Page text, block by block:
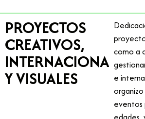
PROYECTOS
CREATIVOS,
INTERNACIONALES
Y VISUALES
como a
e
eventos